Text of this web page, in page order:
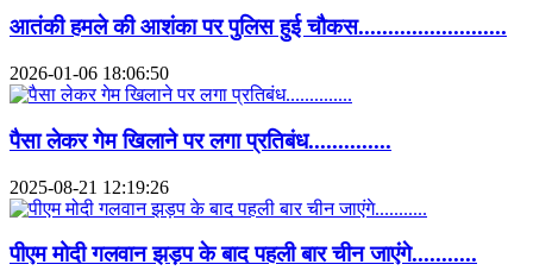
आतंकी हमले की आशंका पर पुलिस हुई चौकस.........................
2026-01-06 18:06:50
पैसा लेकर गेम खिलाने पर लगा प्रतिबंध..............
2025-08-21 12:19:26
पीएम मोदी गलवान झड़प के बाद पहली बार चीन जाएंगे...........